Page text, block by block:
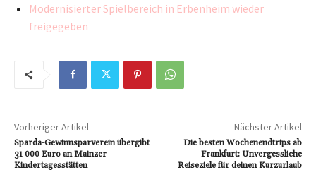
Modernisierter Spielbereich in Erbenheim wieder
freigegeben
Vorheriger Artikel
Sparda-Gewinnsparverein übergibt
31 000 Euro an Mainzer
Kindertagesstätten
Nächster Artikel
Die besten Wochenendtrips ab
Frankfurt: Unvergessliche
Reiseziele für deinen Kurzurlaub